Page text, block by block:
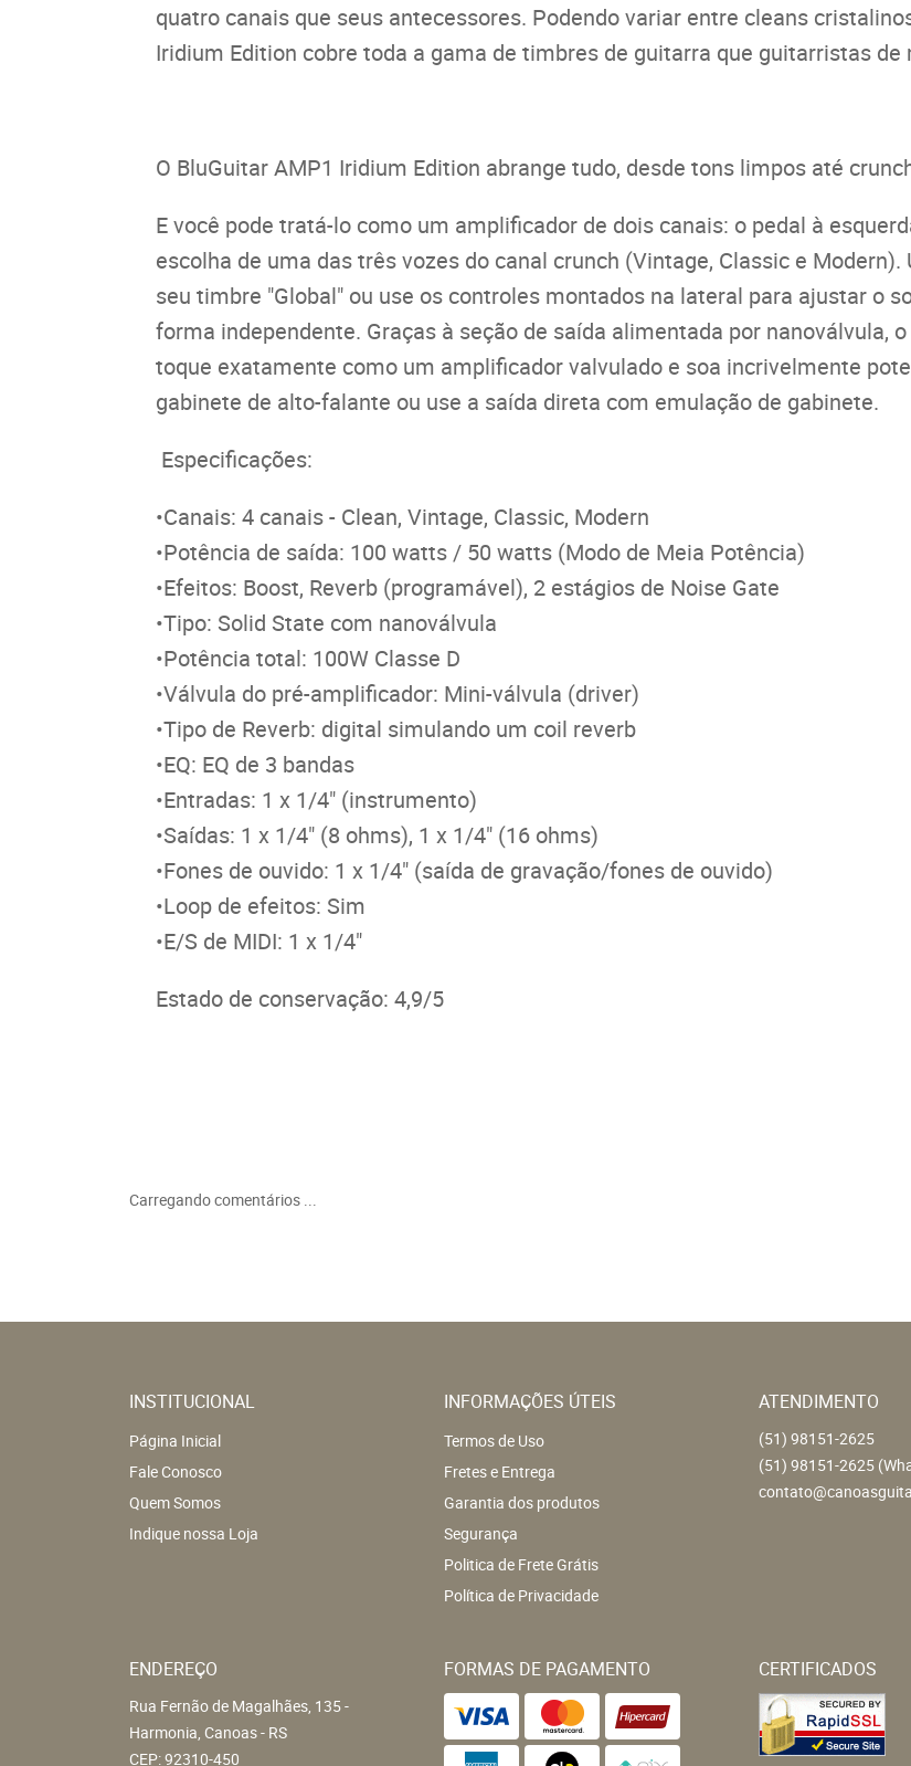
quatro canais que seus antecessores. Podendo variar entre cleans
Iridium Edition cobre toda a gama de timbres de guitarra que guitarristas
O BluGuitar AMP1 Iridium Edition abrange tudo, desde tons limpos até
E você pode tratá-lo como um amplificador de dois canais: o pedal à
escolha de uma das três vozes do canal crunch (Vintage, Classic e
seu timbre "Global" ou use os controles montados na lateral para ajustar o
forma independente. Graças à seção de saída alimentada por nanoválvula,
toque exatamente como um amplificador valvulado e soa incrivelmente
gabinete de alto-falante ou use a saída direta com emulação de gabinete.
Especificações:
•Canais: 4 canais - Clean, Vintage, Classic, Modern
•Potência de saída: 100 watts / 50 watts (Modo de Meia Potência)
•Efeitos: Boost, Reverb (programável), 2 estágios de Noise Gate
•Tipo: Solid State com nanoválvula
•Potência total: 100W Classe D
•Válvula do pré-amplificador: Mini-válvula (driver)
•Tipo de Reverb: digital simulando um coil reverb
•EQ: EQ de 3 bandas
•Entradas: 1 x 1/4" (instrumento)
•Saídas: 1 x 1/4" (8 ohms), 1 x 1/4" (16 ohms)
•Fones de ouvido: 1 x 1/4" (saída de gravação/fones de ouvido)
•Loop de efeitos: Sim
•E/S de MIDI: 1 x 1/4"
Estado de conservação: 4,9/5
Carregando comentários ...
INSTITUCIONAL
Página Inicial
Fale Conosco
Quem Somos
Indique nossa Loja
INFORMAÇÕES ÚTEIS
Termos de Uso
Fretes e Entrega
Garantia dos produtos
Segurança
Politica de Frete Grátis
Política de Privacidade
ATENDIMENTO
(51) 98151-2625
(51) 98151-2625
ENDEREÇO
Rua Fernão de Magalhães, 135-
Harmonia, Canoas- RS
CEP: 92310-450
FORMAS DE PAGAMENTO CERTIFICADOS